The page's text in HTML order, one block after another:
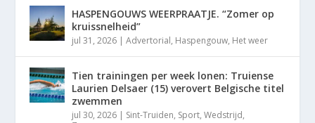
HASPENGOUWS WEERPRAATJE. “Zomer op
kruissnelheid”
jul 31, 2026 |Advertorial, Haspengouw, Het weer
Tien trainingen per week lonen: Truiense
Laurien Delsaer (15) verovert Belgische titel
zwemmen
jul 30, 2026 | Sint-Truiden, Sport,Wedstrijd,